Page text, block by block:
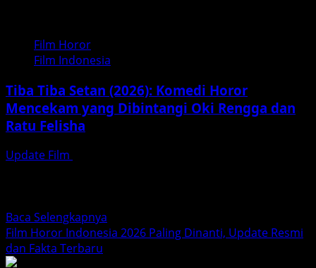
Film Horor
Film Indonesia
Tiba Tiba Setan (2026): Komedi Horor
Mencekam yang Dibintangi Oki Rengga dan
Ratu Felisha
Update Film
Baca Selengkapnya
more
Film Horor Indonesia 2026 Paling Dinanti, Update Resmi
dan Fakta Terbaru